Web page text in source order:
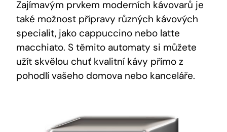
Zajímavým prvkem ⁤moderních kávovarů je ​
také možnost přípravy různých kávových
specialit, jako cappuccino nebo latte
macchiato. S ‌těmito automaty si⁣ můžete
užít skvělou chuť kvalitní kávy přímo z
pohodlí vašeho domova nebo kanceláře.